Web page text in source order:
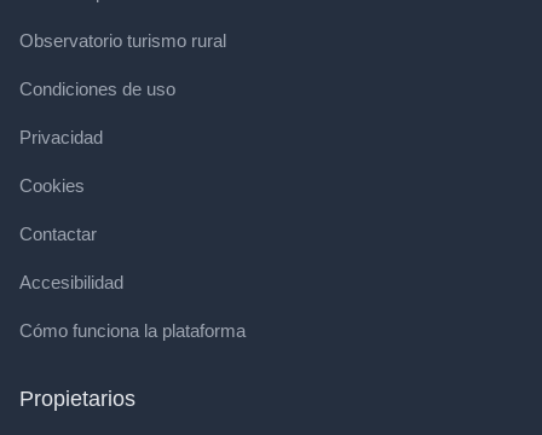
Observatorio turismo rural
Condiciones de uso
Privacidad
Cookies
Contactar
Accesibilidad
Cómo funciona la plataforma
Propietarios